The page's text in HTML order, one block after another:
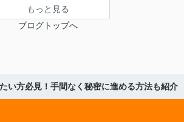
もっと見る
ブログトップへ
い方必見！手間なく秘密に進める方法も紹介